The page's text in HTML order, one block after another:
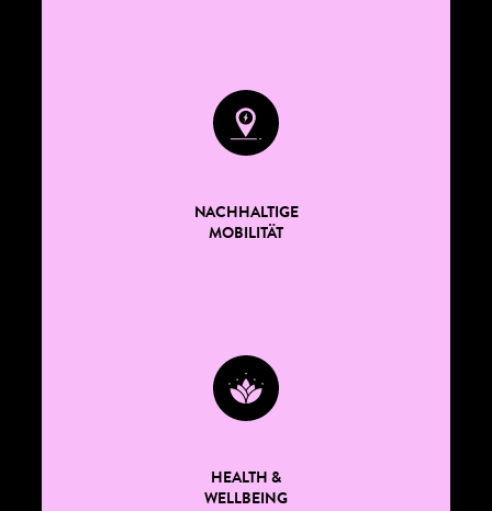
NACHHALTIGE
MOBILITÄT
HEALTH &
WELLBEING